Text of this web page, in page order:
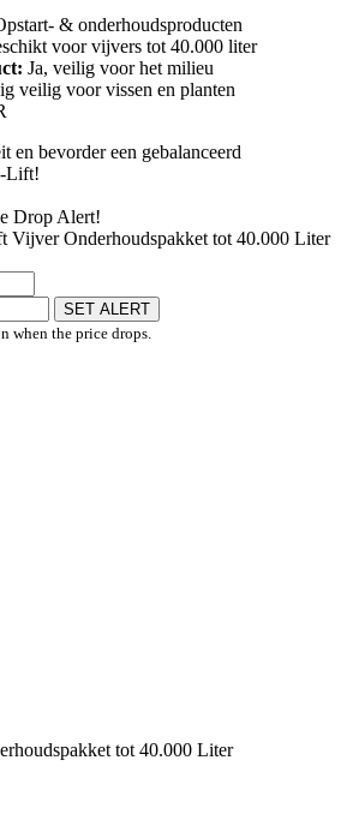
& onderhoudsproducten
voor vijvers tot 40.000 liter
Ja, veilig voor het milieu
veilig voor vissen en planten
en bevorder een gebalanceerd
Lift!
Drop Alert!
Vijver Onderhoudspakket tot 40.000 Liter
SET ALERT
when the price drops.
tot 40.000 Liter